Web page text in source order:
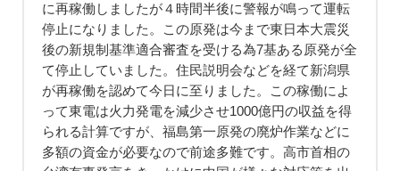
に再稼働しましたが４時間半後に警報が鳴って運転
停止になりました。この原発は今まで東日本大震災
後の新規制基準適合審査を受ける為7基ある原発が全
て停止していました。住民説明会などを経て新潟県
が再稼働を認めて今日に至りました。この稼働によ
って東電は火力発電を減少させ1000億円の収益を得
られる計算ですが、福島第一原発の廃炉作業などに
多額の資金が必要なので前途多難です。高市首相の